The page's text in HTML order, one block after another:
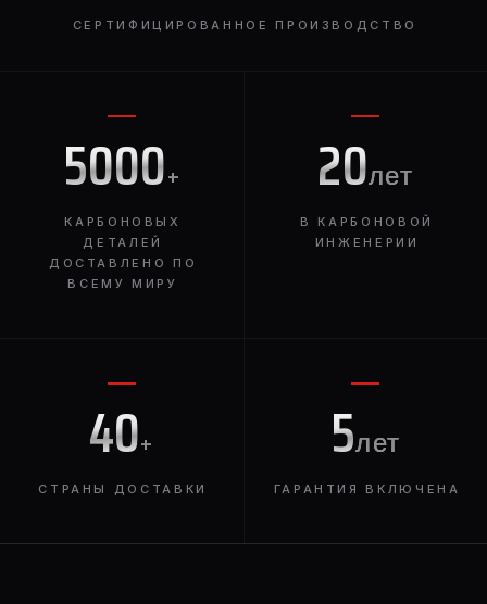
5000+
КАРБОНОВЫХ
ДЕТАЛЕЙ
ДОСТАВЛЕНО ПО
ВСЕМУ МИРУ
20лет
В КАРБОНОВОЙ
ИНЖЕНЕРИИ
СЕРТИФИЦИРОВАННОЕ ПРОИЗВОДСТВО
40+
СТРАНЫ ДОСТАВКИ
5лет
ГАРАНТИЯ ВКЛЮЧЕНА